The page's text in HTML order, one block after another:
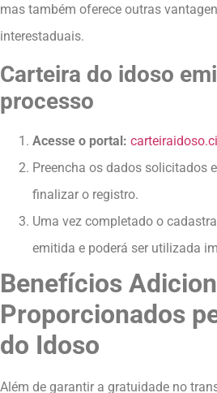
mas também oferece outras
interestaduais.
Carteira do idoso
processo
Acesse o portal:
Preencha os dados solicitados
finalizar o registro.
Uma vez completado o
emitida e poderá ser utilizada
Benefícios
Proporcionados
do Idoso
Além de garantir a gratuidade no